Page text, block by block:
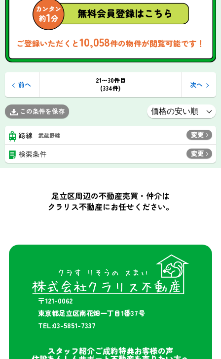
ご登録いただくと10,058件の物件が閲覧可能です！
21〜30件目
(334件)
前へ 次へ
この条件を保存
路線 武蔵野線 変更
検索条件 変更
足立区周辺の不動産売買・仲介は
クラリス不動産にお任せください。
〒121-0062
東京都足立区南花畑一丁目1番37号
TEL:03-5851-7337
スタッフ紹介ご成約特典お客様の声